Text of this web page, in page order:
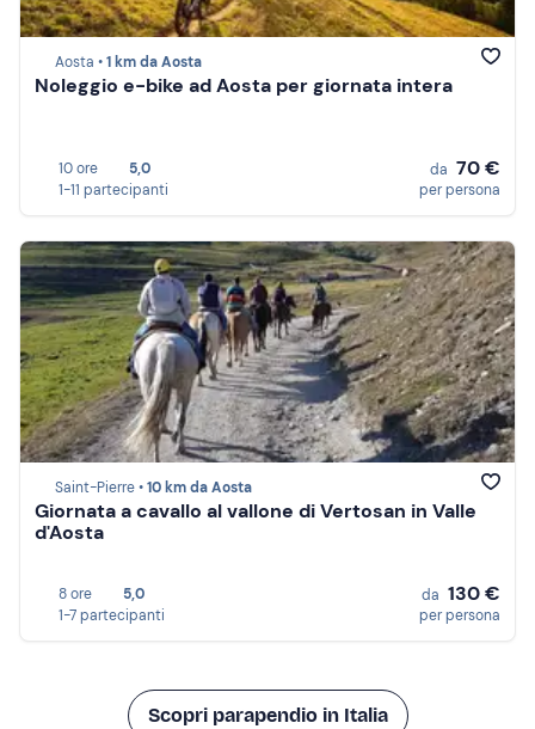
Aosta •1 km da Aosta
Noleggio e-bike ad Aosta per giornata intera
10 ore
5,0
1-11 partecipanti
da 70 €
per persona
Saint-Pierre •10 km da Aosta
Giornata a cavallo al vallone di Vertosan in Valle
d'Aosta
8 ore
5,0
1-7 partecipanti
da 130 €
per persona
Scopri parapendio in Italia